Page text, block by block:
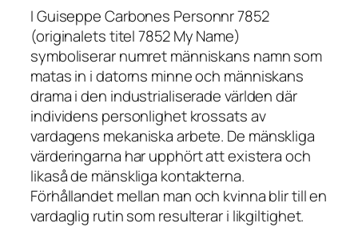
I Guiseppe Carbones Personnr 7852
(originalets titel7852 My Name)
symboliserar numret människans namn som
matas in i datorns minne och människans
drama i den industrialiserade världen där
individens personlighet krossats av
vardagens mekaniska arbete. De mänskliga
värderingarna har upphört att existera och
likaså de mänskliga kontakterna.
Förhållandet mellan man och kvinna blir till en
vardaglig rutin som resulterar i likgiltighet.